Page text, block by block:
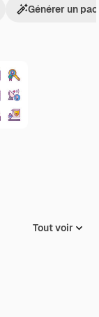
Générer un
Tout voir